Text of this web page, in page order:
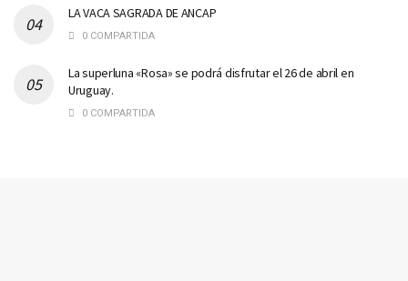
LA VACA SAGRADA DE ANCAP
0 COMPARTIDA
La superluna «Rosa» se podrá disfrutar el 26 de abril en
Uruguay.
0 COMPARTIDA